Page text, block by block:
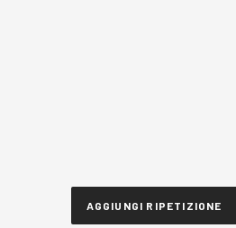
AGGIUNGI RIPETIZIONE